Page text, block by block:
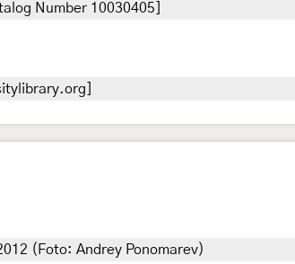
Number 10030405]
(Foto: Andrey Ponomarev)